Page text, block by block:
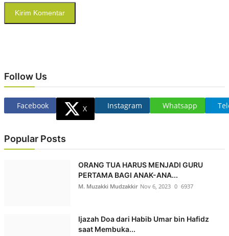
Kirim Komentar
Follow Us
Facebook X Instagram Whatsapp
Popular Posts
ORANG TUA HARUS MENJADI GURU
PERTAMA BAGI ANAK-ANA...
M. Muzakki Mudzakkir Nov 6, 2023 0 6937
Ijazah Doa dari Habib Umar bin Hafidz
saat Membuka...